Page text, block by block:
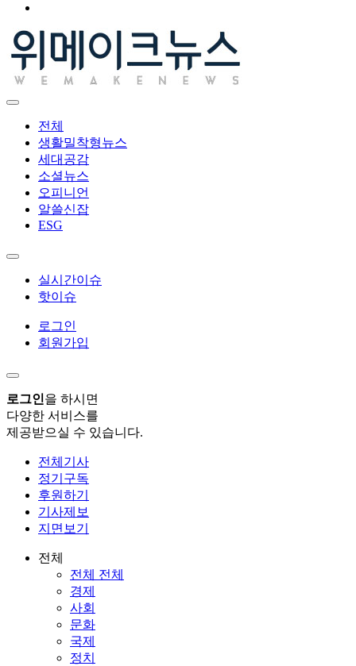
전체
생활밀착형뉴스
세대공감
소셜뉴스
오피니언
알쓸신잡
ESG
실시간이슈
핫이슈
로그인
회원가입
로그인을 하시면
다양한 서비스를
제공받으실 수 있습니다.
전체기사
정기구독
후원하기
기사제보
지면보기
전체
전체 전체
경제
사회
문화
국제
정치